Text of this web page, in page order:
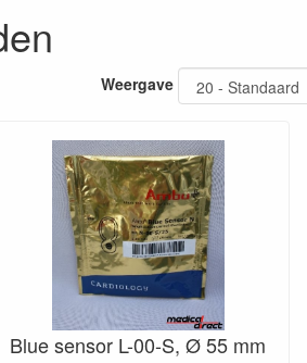
Weergave
Blue sensor L-00-S, Ø 55 mm